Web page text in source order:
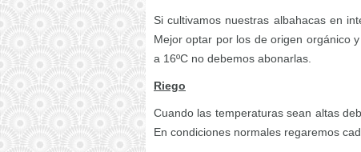
Si cultivamos nuestras albahacas en
Mejor optar por los de origen orgánico
a 16ºC no debemos abonarlas.
Riego
Cuando las temperaturas sean altas
En condiciones normales regaremos